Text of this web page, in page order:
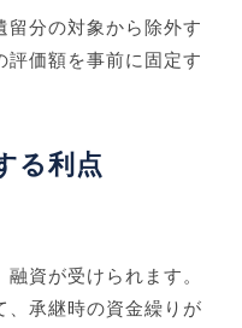
留分の対象から除外す
評価額を事前に固定す
る利点
資が受けられます。
、承継時の資金繰りが